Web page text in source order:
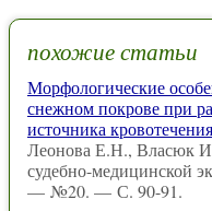
похожие статьи
Морфологические
снежном покрове при
источника кровотечения
Леонова Е.Н., Власюк
судебно-медицинской
— №20. — С. 90-91.